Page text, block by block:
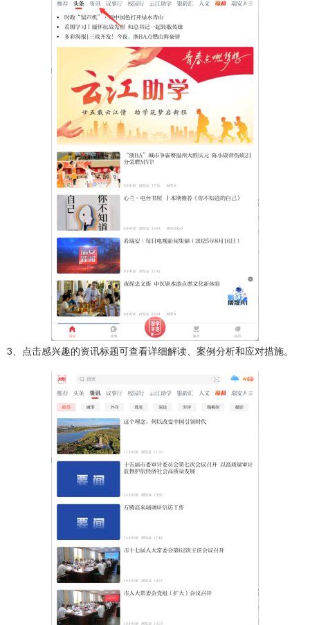
3、点击感兴趣的资讯标题可查看详细解读、案例分析和应对措施。